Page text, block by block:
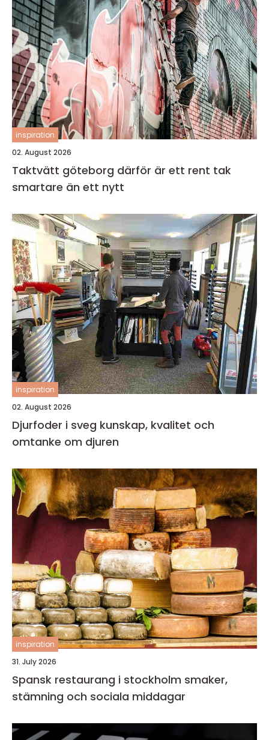
inspiration
02. August 2026
Taktvätt göteborg därför är ett rent tak
smartare än ett nytt
inspiration
02. August 2026
Djurfoder i sveg kunskap, kvalitet och
omtanke om djuren
inspiration
31. July 2026
Spansk restaurang i stockholm smaker,
stämning och sociala middagar